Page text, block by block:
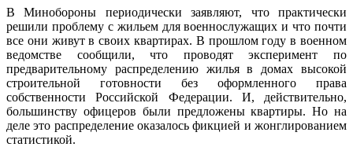
В Минобороны периодически заявляют, что практически
решили проблему с жильем для военнослужащих и что почти
все они живут в своих квартирах. В прошлом году в военном
ведомстве сообщили, что проводят эксперимент по
предварительному распределению жилья в домах высокой
строительной готовности без оформленного права
собственности Российской Федерации. И, действительно,
большинству офицеров были предложены квартиры. Но на
деле это распределение оказалось фикцией и жонглированием
статистикой.